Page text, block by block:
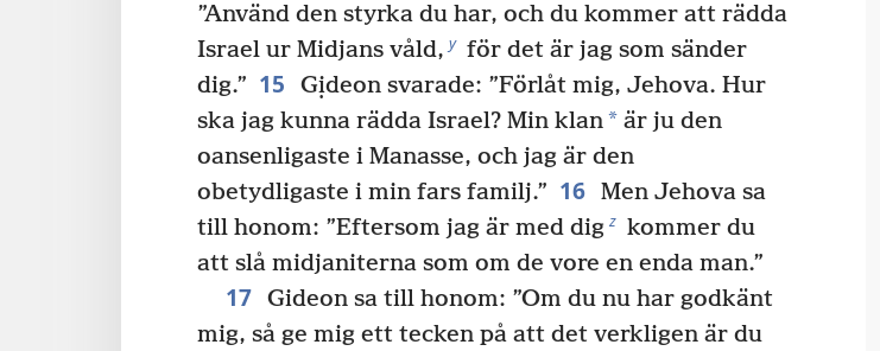
”Använd den styrka du har, och du kommer att rädda
Israel ur Midjans våld, y för det är jag som sänder
dig.” 15
Gịdeon svarade: ”Förlåt mig, Jehova. Hur
ska jag kunna rädda Israel? Min klan* är ju den
oansenligaste i Manasse, och jag är den
obetydligaste i min fars familj.” 16 Men Jehova sa
till honom: ”Eftersom jag är med dig z kommer du
att slå midjaniterna som om de vore en enda man.”
17 Gideon sa till honom: ”Om du nu har godkänt
mig, så ge mig ett tecken på att det verkligen är du